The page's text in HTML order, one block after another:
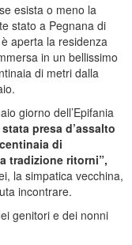
esista o meno la
stato a Pegnana di
aperta la residenza
in un bellissimo
di metri dalla
giorno dell’Epifania
presa d’assalto
di
tradizione ritorni”,
la simpatica vecchina,
incontrare.
genitori e dei nonni